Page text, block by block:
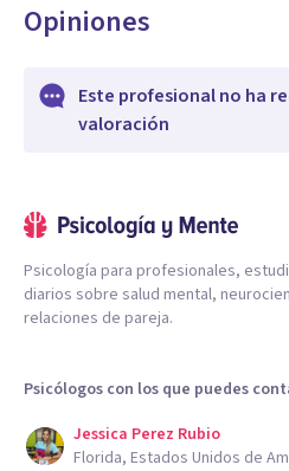
Opiniones
Este profesional no ha
valoración
Psicología para profesionales,
diarios sobre salud mental,
relaciones de pareja.
Psicólogos con los que puedes
Jessica Perez Rubio
Florida, Estados Unidos de